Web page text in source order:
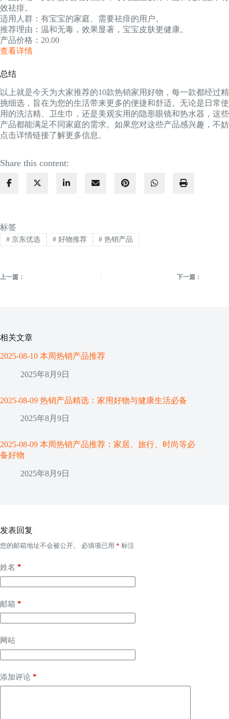
效祛痱。
适用人群：有宝宝的家庭、需要祛痱的用户。
推荐理由：温和无毒，效果显著，宝宝皮肤更健康。
产品价格：20.00
查看详情
总结
以上就是今天为大家推荐的10款热销家用好物，每一款都经过精
挑细选，旨在为您的生活带来更多的便捷和舒适。无论是日常使
用的洗洁精、卫生巾，还是美观实用的隐形眼镜和热水器，这些
产品都能满足不同家庭的需求。如果您对这些产品感兴趣，不妨
点击详情链接了解更多信息。
Share this content:
标签
#京东优选 #好物推荐 # 热销产品
上一篇： 下一篇：
相关文章
2025-08-10 本周热销产品推荐
2025年8月9日
2025-08-09 热销产品精选：家用好物与健康生活必备
2025年8月9日
2025-08-09 本周热销产品推荐：家居、旅行、时尚等必
备好物
2025年8月9日
发表回复
您的邮箱地址不会被公开。 必填项已用 * 标注
姓名 *
邮箱 *
网站
添加评论 *